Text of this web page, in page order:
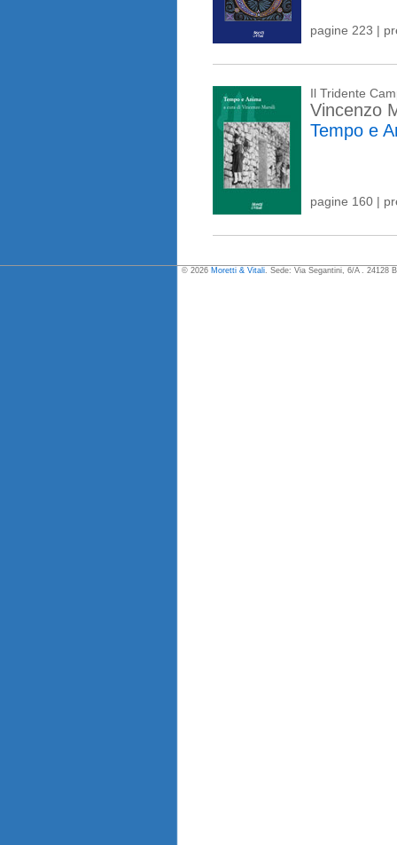
pagine 223 |
Il Tridente
Vincenzo
Tempo e
pagine 160 |
© 2026 Moretti & Vitali. Sede: Via Segantini, 6/A . 24128